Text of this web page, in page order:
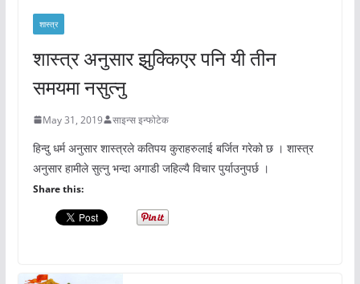
शास्त्र
शास्त्र अनुसार झुक्किएर पनि यी तीन
समयमा नसुत्नु
May 31, 2019 साइन्स इन्फोटेक
हिन्दु धर्म अनुसार शास्त्रले कतिपय कुराहरुलाई बर्जित गरेको छ । शास्त्र
अनुसार हामीले सुत्नु भन्दा अगाडी जहिल्यै विचार पुर्याउनुपर्छ ।
Share this: